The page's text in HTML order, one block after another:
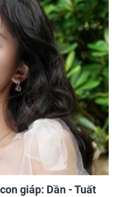
giáp: Dần - Tuất